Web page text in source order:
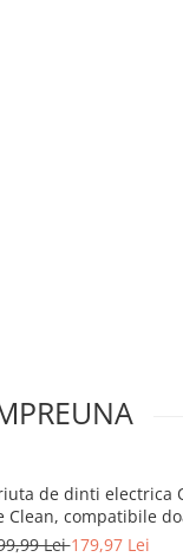
de dinti electrica
Clean, compatibile
iO, Negru, 8 buc
Lei179,97 Lei